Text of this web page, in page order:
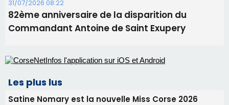
05/08/2026 09:53
Biguglia : messe de la Sainte-Marie et
procession le 14 août
Tennis - Début ce week-end du tournoi du
RCPV
31/07/2026 08:22